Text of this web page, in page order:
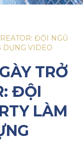
ĐỘI NGŨ
DỰNG VIDEO
TRỞ
ĐỘI
LÀM